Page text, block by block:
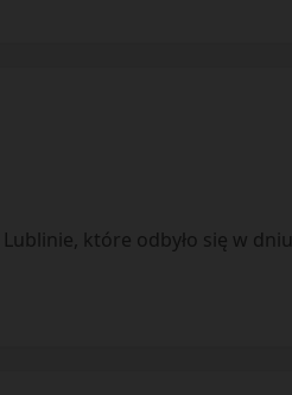
które odbyło się w dniu